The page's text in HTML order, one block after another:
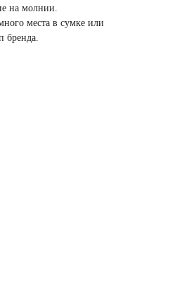
на молнии.
места в сумке или
бренда.